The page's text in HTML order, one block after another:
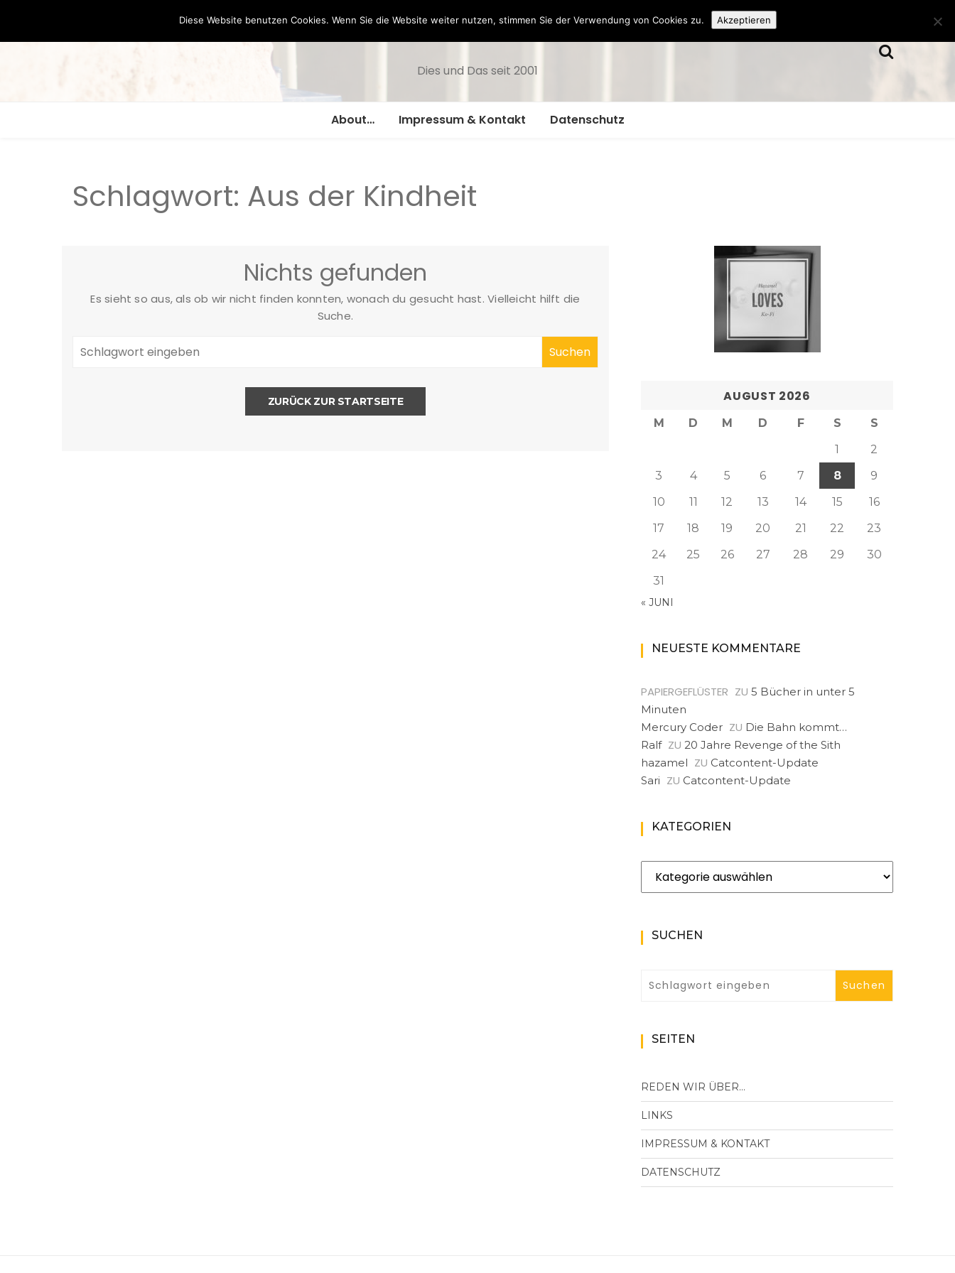
Hazamelistan
Dies und Das seit 2001
About… Impressum & Kontakt Datenschutz
Schlagwort: Aus der Kindheit
Nichts gefunden
Es sieht so aus, als ob wir nicht finden konnten, wonach du gesucht hast. Vielleicht hilft die
Suche.
ZURÜCK ZUR STARTSEITE AUGUST 2026
M D M D F S
S
1
2
3
4 5 6 7 8
9
10
11 12 13 14 15
16
17
18 19 20 21 22
23
24
25 26 27 28 29
30
31
« JUNI
NEUESTE KOMMENTARE
PAPIERGEFLÜSTER ZU 5 Bücher in unter 5
Minuten
Mercury Coder ZU Die Bahn kommt…
Ralf ZU 20 Jahre Revenge of the Sith
hazamel ZU Catcontent-Update
Sari ZU Catcontent-Update
KATEGORIEN
Kategorien
SUCHEN
SEITEN
REDEN WIR ÜBER…
LINKS
IMPRESSUM & KONTAKT
DATENSCHUTZ
Diese Website benutzen Cookies. Wenn Sie die Website weiter nutzen, stimmen Sie der Verwendung von Cookies zu. Akzeptieren